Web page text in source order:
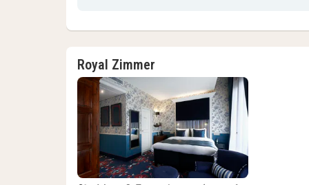
Royal Zimmer